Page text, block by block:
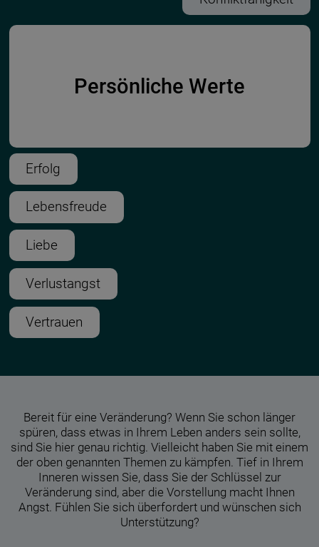
Persönliche Werte
Erfolg
Lebensfreude
Liebe
Verlustangst
Vertrauen
Bereit für eine Veränderung? Wenn Sie schon länger
spüren, dass etwas in Ihrem Leben anders sein sollte,
sind Sie hier genau richtig. Vielleicht haben Sie mit einem
der oben genannten Themen zu kämpfen. Tief in Ihrem
Inneren wissen Sie, dass Sie der Schlüssel zur
Veränderung sind, aber die Vorstellung macht Ihnen
Angst. Fühlen Sie sich überfordert und wünschen sich
Unterstützung?